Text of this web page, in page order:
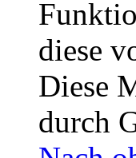
diese
Diese
durch